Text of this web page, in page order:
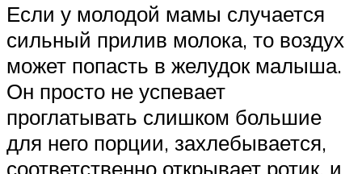
Если у молодой мамы случается
сильный прилив молока, то воздух
может попасть в желудок малыша.
Он просто не успевает
проглатывать слишком большие
для него порции, захлебывается,
соответственно открывает ротик, и